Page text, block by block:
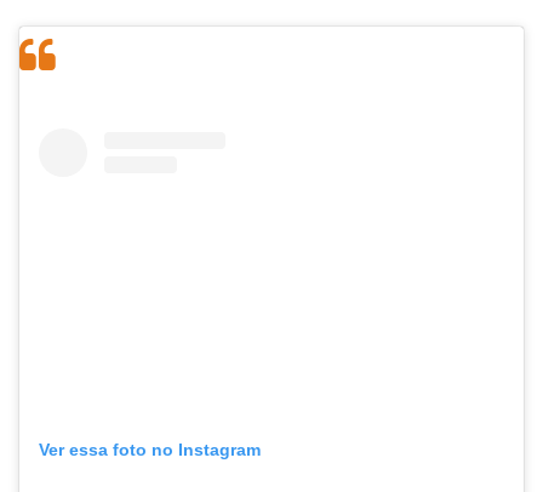
Ver essa foto no Instagram